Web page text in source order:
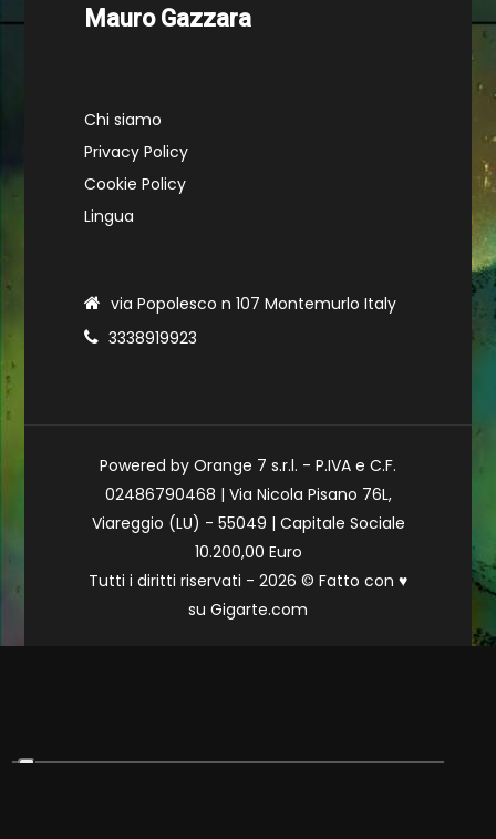
Mauro Gazzara
Chi siamo
Privacy Policy
Cookie Policy
Lingua
via Popolesco n 107 Montemurlo Italy
3338919923
Powered by Orange 7 s.r.l. - P.IVA e C.F.
02486790468 | Via Nicola Pisano 76L,
Viareggio (LU) - 55049 | Capitale Sociale
10.200,00 Euro
Tutti i diritti riservati - 2026 © Fatto con ♥
su Gigarte.com